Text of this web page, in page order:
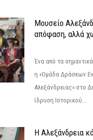
Μουσείο
απόφαση, αλλά
Ένα από τα
η «Ομάδα Δράσεων
Αλεξάνδρειας» στο
ίδρυση Ιστορικού...
Η Αλεξάνδρεια